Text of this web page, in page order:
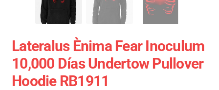
Lateralus Ènima Fear Inoculum
10,000 Días Undertow Pullover
Hoodie RB1911